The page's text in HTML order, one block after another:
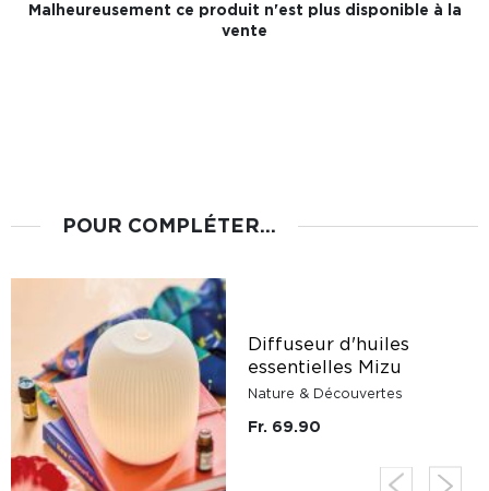
Malheureusement ce produit n'est plus disponible à la
vente
POUR COMPLÉTER...
Diffuseur d'huiles
essentielles Mizu
Nature & Découvertes
Fr. 69.90